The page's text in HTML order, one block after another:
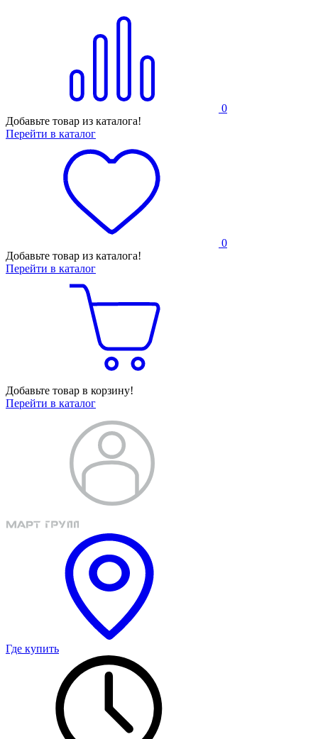
0
Добавьте товар из каталога!
Перейти в каталог
0
Добавьте товар из каталога!
Перейти в каталог
Добавьте товар в корзину!
Перейти в каталог
Где купить